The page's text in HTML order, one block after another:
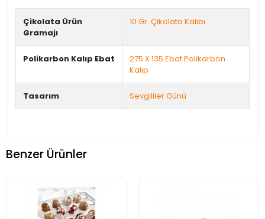
Çikolata Ürün
Gramajı
10 Gr. Çikolata Kalıbı
Polikarbon Kalıp Ebat
275 X 135 Ebat Polikarbon
Kalıp
Tasarım Sevgililer Günü
Benzer Ürünler